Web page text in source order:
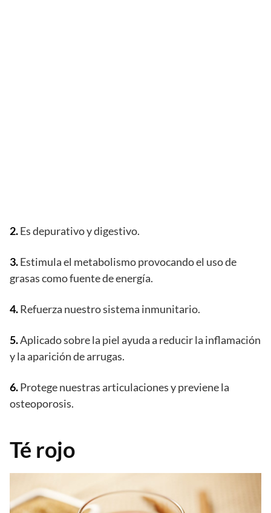
2.Es depurativo y digestivo.
3.Estimula el metabolismo provocando el uso de
grasas como fuente de energía.
4.Refuerza nuestro sistema inmunitario.
5.Aplicado sobre la piel ayuda a reducir la inflamación
y la aparición de arrugas.
6.Protege nuestras articulaciones y previene la
osteoporosis.
Té rojo